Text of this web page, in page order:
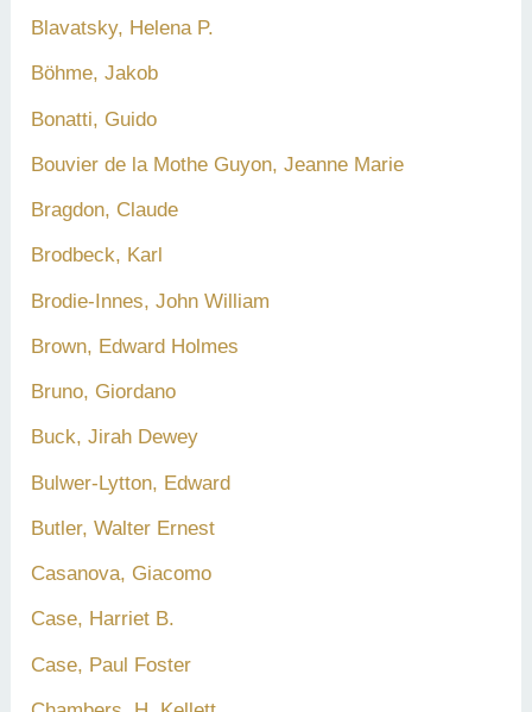
Blavatsky, Helena P.
Böhme, Jakob
Bonatti, Guido
Bouvier de la Mothe Guyon, Jeanne Marie
Bragdon, Claude
Brodbeck, Karl
Brodie-Innes, John William
Brown, Edward Holmes
Bruno, Giordano
Buck, Jirah Dewey
Bulwer-Lytton, Edward
Butler, Walter Ernest
Casanova, Giacomo
Case, Harriet B.
Case, Paul Foster